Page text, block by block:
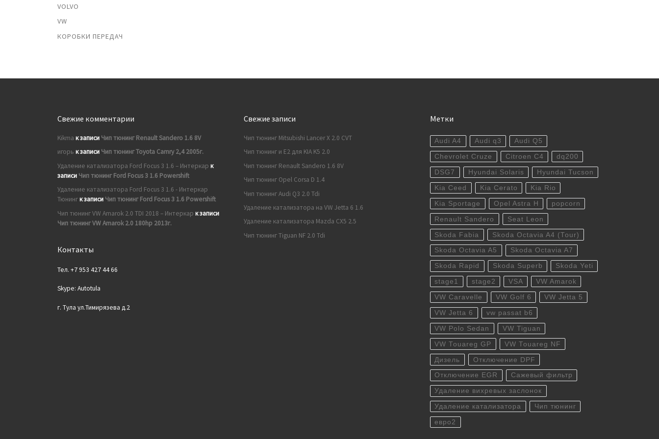
VOLVO
VW
КОРОБКИ ПЕРЕДАЧ
Свежие комментарии
Kikma к записи Чип тюнинг Renault Sandero 1.6 8V
игорь к записи Чип тюнинг Toyota Camry 2,4 2005г.
Удаление катализатора Ford Focus 3 1.6 – Интеркар к
записи Чип тюнинг Ford Focus 3 1.6 Powershift
Удаление катализатора Ford Focus 3 1.6 - Интеркар
Тюнингк записи Чип тюнинг Ford Focus 3 1.6 Powershift
Чип тюнинг VW Amarok 2.0 TDI 2018 – Интеркар к записи
Чип тюнинг VW Amarok 2.0 180hp 2013г.
Контакты
Тел. +7 953 427 44 66
Skype: Autotula
г. Тула ул.Тимирязева д.2
Свежие записи
Чип тюнинг Mitsubishi Lancer X 2.0 CVT
Чип тюнинг и E2 для KIA K5 2.0
Чип тюнинг Renault Sandero 1.6 8V
Чип тюнинг Opel Corsa D 1.4
Чип тюнинг Audi Q3 2.0 Tdi
Удаление катализатора на VW Jetta 6 1.6
Удаление катализатора Mazda CX5 2.5
Чип тюнинг Tiguan NF 2.0 Tdi
Метки
Audi A4 Audi q3 Audi Q5
Chevrolet Cruze Citroen C4 dq200
DSG7 Hyundai Solaris Hyundai Tucson
Kia Ceed Kia Cerato Kia Rio
Kia Sportage Opel Astra H popcorn
Renault Sandero Seat Leon
Skoda Fabia Skoda Octavia A4 (Tour)
Skoda Octavia A5 Skoda Octavia A7
Skoda Rapid Skoda Superb Skoda Yeti
stage1 stage2 VSA VW Amarok
VW Caravelle VW Golf 6 VW Jetta 5
VW Jetta 6 vw passat b6
VW Polo Sedan VW Tiguan
VW Touareg GP VW Touareg NF
Дизель Отключение DPF
Отключение EGR Сажевый фильтр
Удаление вихревых заслонок
Удаление катализатора Чип тюнинг
евро2